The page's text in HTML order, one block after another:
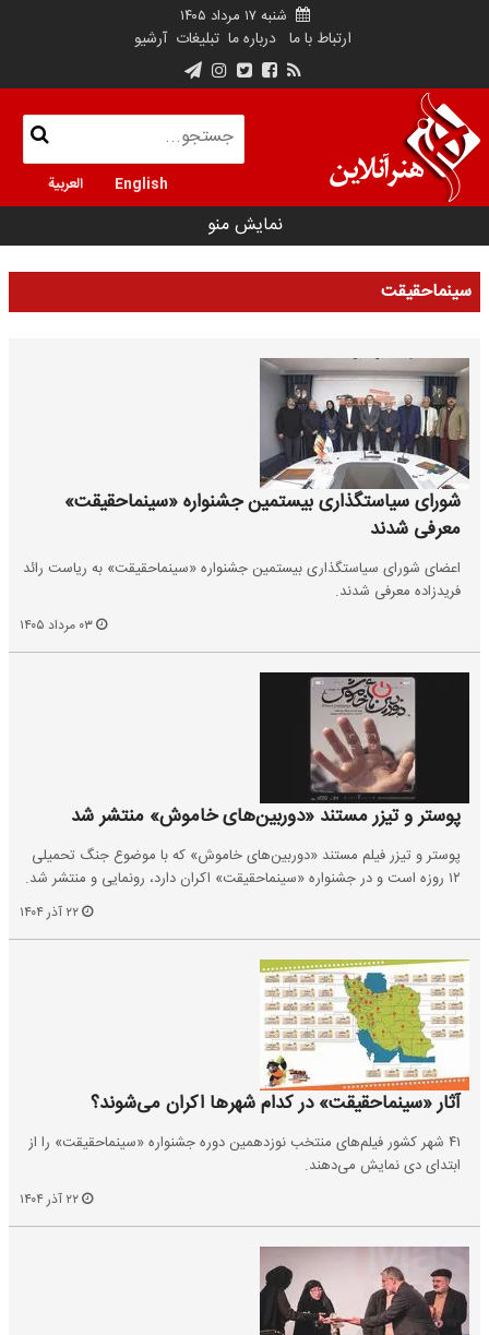
شنبه ۱۷ مرداد ۱۴۰۵
ارتباط با ما درباره ما تبلیغات آرشیو
English العربية
نمایش منو
سینماحقیقت
شورای سیاستگذاری بیستمین جشنواره «سینماحقیقت»
معرفی شدند
اعضای شورای سیاستگذاری بیستمین جشنواره «سینماحقیقت» به ریاست رائد
فریدزاده معرفی شدند.
پوستر و تیزر مستند «دوربین‌های خاموش» منتشر شد
پوستر و تیزر فیلم مستند «دوربین‌های خاموش» که با موضوع جنگ تحمیلی
۱۲ روزه است و در جشنواره «سینماحقیقت» اکران دارد، رونمایی و منتشر شد.
آثار «سینماحقیقت» در کدام شهرها اکران می‌شوند؟
۴۱ شهر کشور فیلم‌های منتخب نوزدهمین دوره جشنواره «سینماحقیقت» را از
ابتدای دی‌ نمایش می‌دهند.